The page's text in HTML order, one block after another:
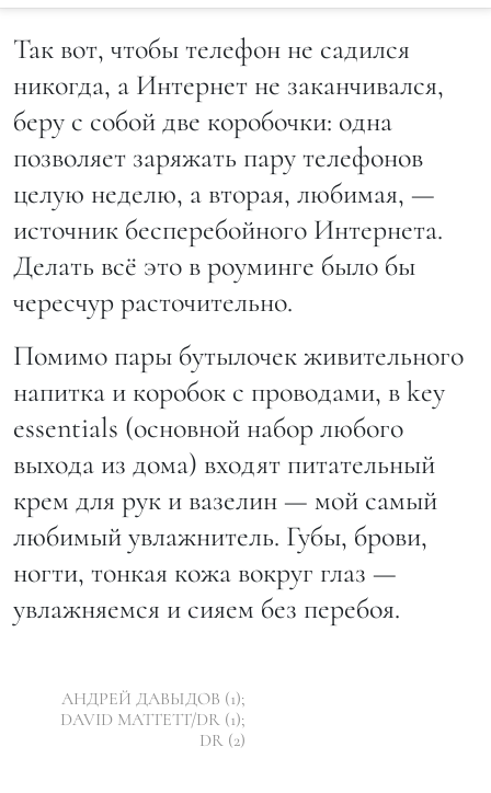
Так вот, чтобы телефон не садился
никогда, а Интернет не заканчивался,
беру с собой две коробочки: одна
позволяет заряжать пару телефонов
целую неделю, а вторая, любимая, —
источник бесперебойного Интернета.
Делать всё это в роуминге было бы
чересчур расточительно.
Помимо пары бутылочек живительного
напитка и коробок с проводами, в key
essentials (основной набор любого
выхода из дома) входят питательный
крем для рук и вазелин — мой самый
любимый увлажнитель. Губы, брови,
ногти, тонкая кожа вокруг глаз —
увлажняемся и сияем без перебоя.
АНДРЕЙ ДАВЫДОВ (1);
DAVID MATTETT/DR (1);
DR (2)